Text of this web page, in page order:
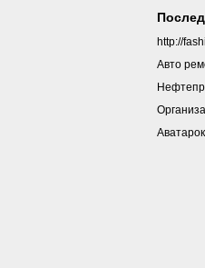
http://
Авто